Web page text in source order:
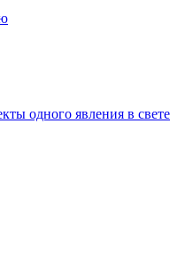
одного явления в